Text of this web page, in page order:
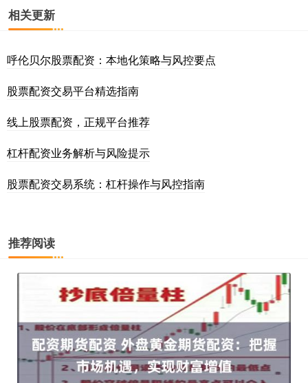
相关更新
呼伦贝尔股票配资：本地化策略与风控要点
股票配资交易平台精选指南
线上股票配资，正规平台推荐
杠杆配资业务解析与风险提示
股票配资交易系统：杠杆操作与风控指南
推荐阅读